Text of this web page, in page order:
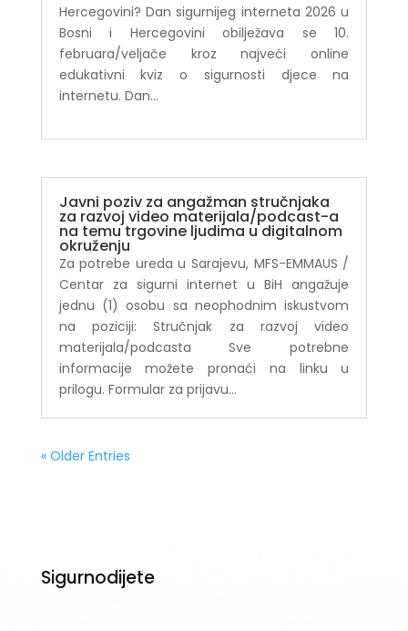
Hercegovini? Dan sigurnijeg interneta 2026 u
Bosni i Hercegovini obilježava se 10.
februara/veljače kroz najveći online
edukativni kviz o sigurnosti djece na
internetu. Dan...
Javni poziv za angažman stručnjaka
za razvoj video materijala/podcast-a
na temu trgovine ljudima u digitalnom
okruženju
Za potrebe ureda u Sarajevu, MFS-EMMAUS /
Centar za sigurni internet u BiH angažuje
jednu (1) osobu sa neophodnim iskustvom
na poziciji: Stručnjak za razvoj video
materijala/podcasta Sve potrebne
informacije možete pronaći na linku u
prilogu. Formular za prijavu...
« Older Entries
Sigurnodijete